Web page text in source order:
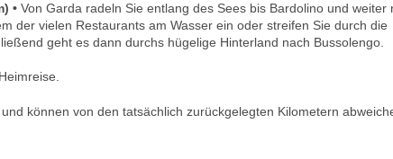
• Von Garda radeln Sie entlang des Sees bis Bardolino und weiter
der vielen Restaurants am Wasser ein oder streifen Sie durch die
geht es dann durchs hügelige Hinterland nach Bussolengo.
können von den tatsächlich zurückgelegten Kilometern